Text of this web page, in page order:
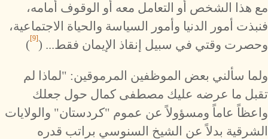
مع هذا الشخص أو التعامل معه أو الوقوف أمامه،
فنبذت أمور الدنيا وأمور السياسة والحياة الاجتماعية،
وحصرت وقتي في سبيل إنقاذ الإيمان فقط... ([9]
)
ولما سألني بعض الموظفين المرموقين: "لماذا لم
تقبل ما عرضه عليك مصطفى كمال حول جعلك
واعظاً عاماً ومسؤولاً عن عموم "كردستان" والولايات
الشرقية بدلاً عن الشيخ السنوسي براتب قدره